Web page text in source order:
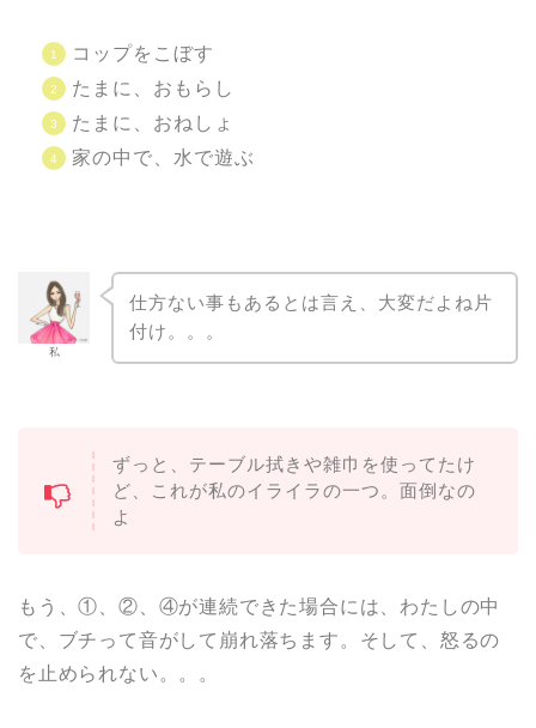
コップをこぼす
たまに、おもらし
たまに、おねしょ
家の中で、水で遊ぶ
私
仕方ない事もあるとは言え、大変だよね片
付け。。。
ずっと、テーブル拭きや雑巾を使ってたけ
ど、これが私のイライラの一つ。面倒なの
よ
もう、①、②、④が連続できた場合には、わたしの中
で、ブチって音がして崩れ落ちます。そして、怒るの
を止められない。。。